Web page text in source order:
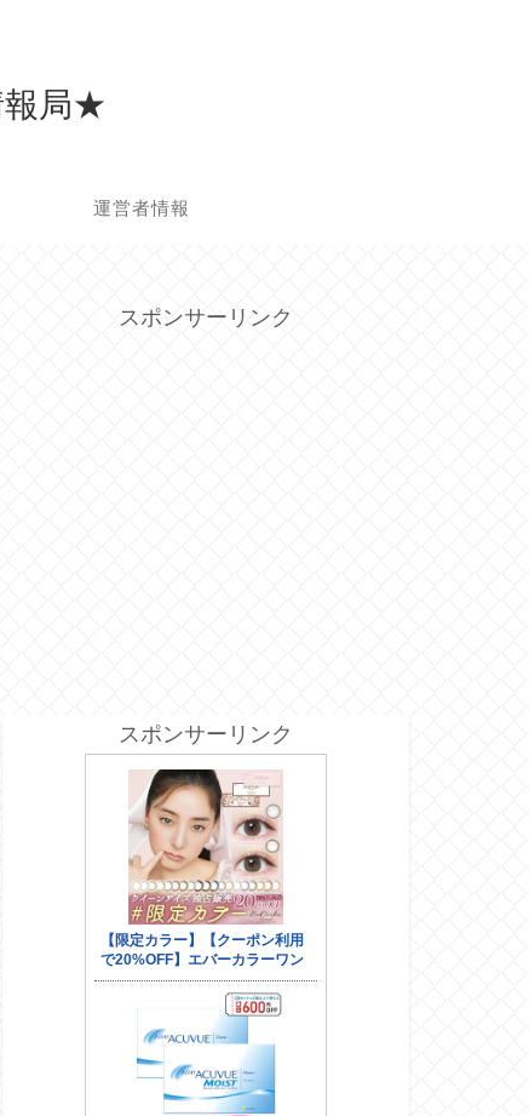
報局★
運営者情報
スポンサーリンク
スポンサーリンク